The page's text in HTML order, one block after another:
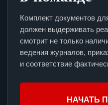
Комплект документов
должен выдерживать
смотрит не только
ведения журналов,
и соответствие
НАЧАТЬ